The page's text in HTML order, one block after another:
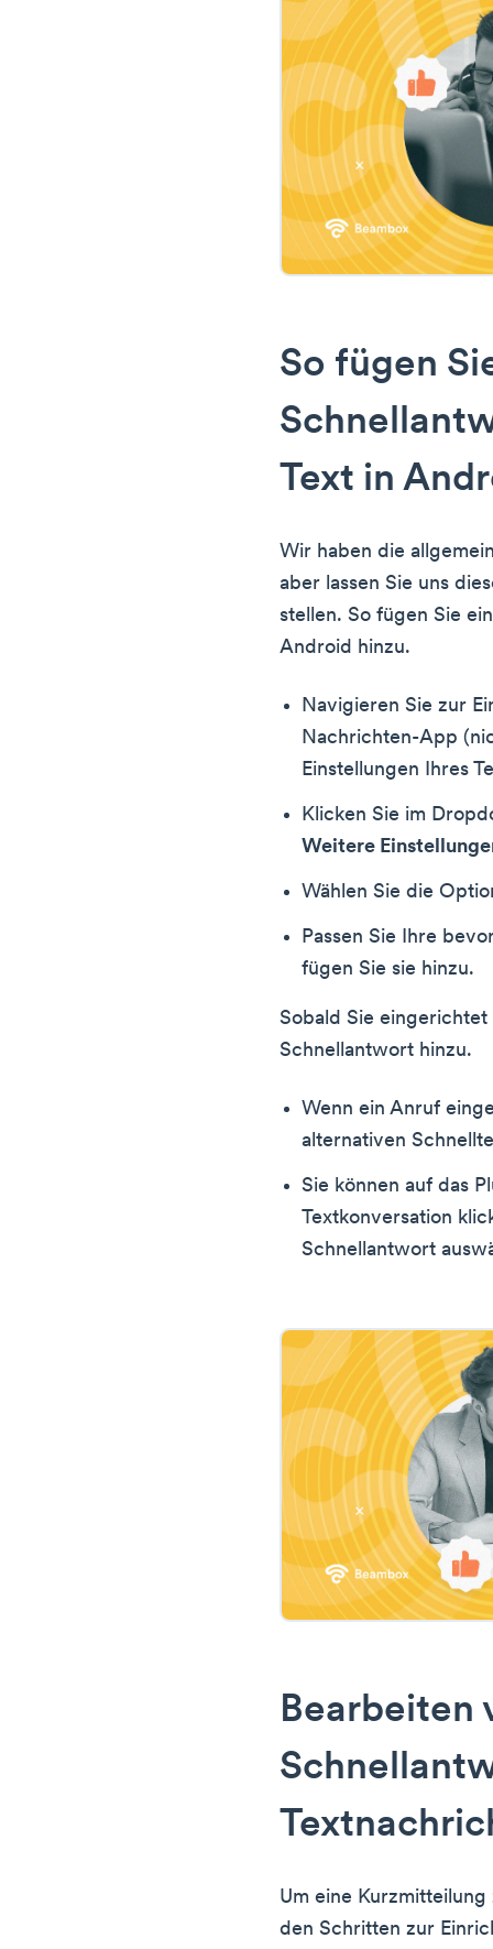
So fügen
Text in
Wir haben die
aber lassen Sie uns
stellen. So fügen Sie
Android hinzu.
Navigieren Sie zur
Nachrichten-App
Einstellungen Ihres
Klicken Sie im
Weitere
Wählen Sie die
Passen Sie Ihre
fügen Sie sie hinzu.
Sobald Sie
Schnellantwort hinzu.
Wenn ein Anruf
alternativen
Sie können auf das
Textkonversation
Schnellantwort
Bearbeiten
Um eine
den Schritten zur